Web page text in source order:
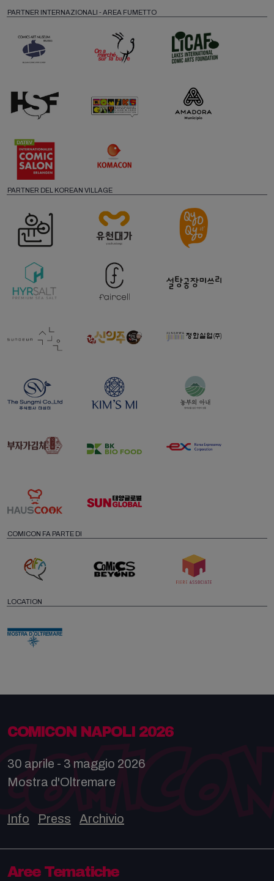
PARTNER INTERNAZIONALI - AREA FUMETTO
PARTNER DEL KOREAN VILLAGE
COMICON FA PARTE DI
LOCATION
COMICON NAPOLI 2026
30 aprile - 3 maggio 2026
Mostra d'Oltremare
Info Press Archivio
Aree Tematiche